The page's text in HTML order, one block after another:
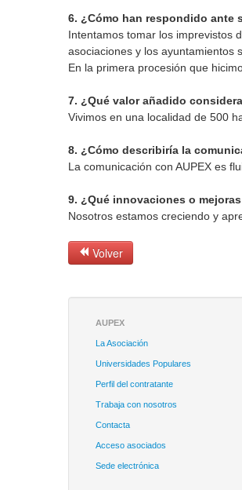
6. ¿Cómo han respondido ante
Intentamos tomar los imprevistos
asociaciones y los ayuntamientos
En la primera procesión que
7. ¿Qué valor añadido
Vivimos en una localidad de 500
8. ¿Cómo describiría la
La comunicación con AUPEX es
9. ¿Qué innovaciones o
Nosotros estamos creciendo y
Volver
AUPEX
La Asociación
Universidades Populares
Perfil del contratante
Trabaja con nosotros
Contacta
Acceso asociados
Sede electrónica